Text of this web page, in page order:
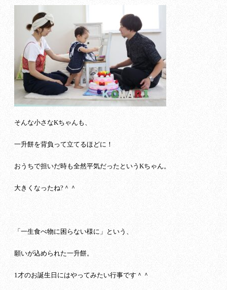
そんな小さなKちゃんも、
一升餅を背負って立てるほどに！
おうちで担いだ時も全然平気だったというKちゃん。
大きくなったね?＾＾
「一生食べ物に困らない様に」という、
願いが込められた一升餅。
1才のお誕生日にはやってみたい行事です＾＾